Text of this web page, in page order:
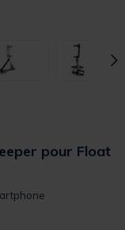
pour Float